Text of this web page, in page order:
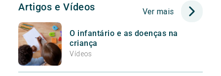
Artigos e Vídeos Ver mais
O infantário e as doenças na
criança
Vídeos